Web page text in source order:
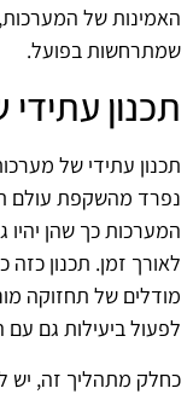
האמינות של
שמתרחשות בפועל.
תכנון
תכנון עתידי של
נפרד מהשקפת עולם
המערכות כך שהן יהיו
לאורך זמן. תכנון
מודלים של תחזוקה
לפעול ביעילות גם
כחלק מתהליך זה, יש